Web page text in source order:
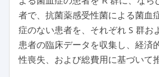
者で、抗菌薬感受性菌による菌血
症のない患者を、それぞれ S 群お
患者の臨床データを収集し、経済
性喪失、および総費用に基づいて